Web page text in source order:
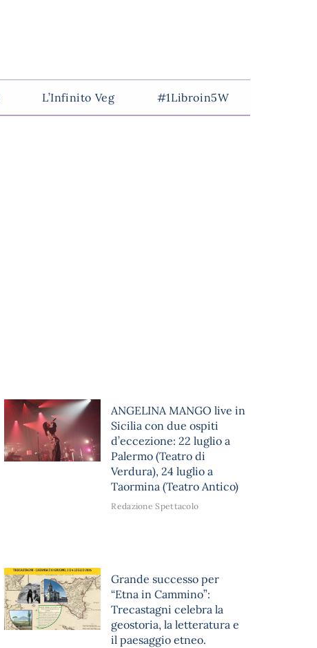
L’Infinito Veg #1Libroin5W
ANGELINA MANGO live in
Sicilia con due ospiti
d’eccezione: 22 luglio a
Palermo (Teatro di
Verdura), 24 luglio a
Taormina (Teatro Antico)
Redazione Spettacolo
Grande successo per
“Etna in Cammino”:
Trecastagni celebra la
geostoria, la letteratura e
il paesaggio etneo.